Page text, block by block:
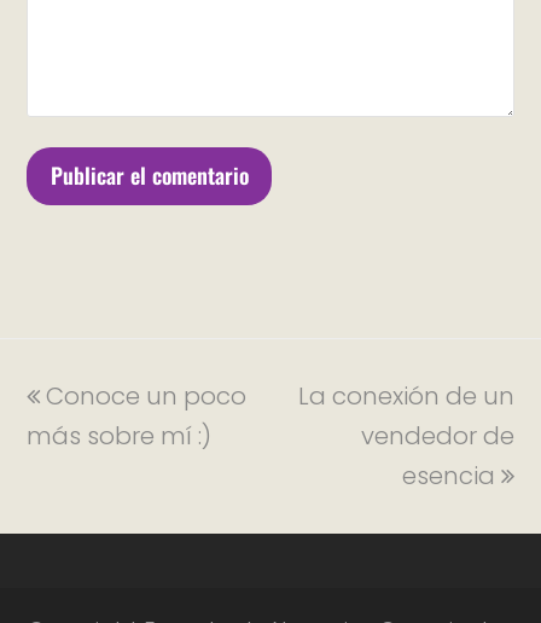
Conoce un poco
más sobre mí :)
La conexión de un
vendedor de
esencia